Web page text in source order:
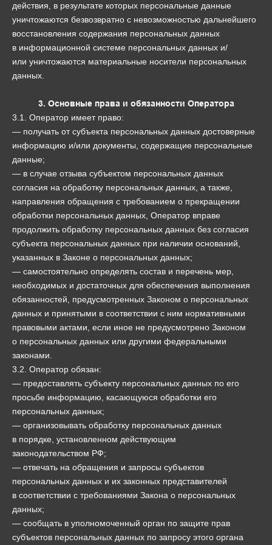
действия, в результате которых персональные данные
уничтожаются безвозвратно с невозможностью дальнейшего
восстановления содержания персональных данных
в информационной системе персональных данных и/
или уничтожаются материальные носители персональных
данных.
3. Основные права и обязанности Оператора
3.1. Оператор имеет право:
— получать от субъекта персональных данных достоверные
информацию и/или документы, содержащие персональные
данные;
— в случае отзыва субъектом персональных данных
согласия на обработку персональных данных, а также,
направления обращения с требованием о прекращении
обработки персональных данных, Оператор вправе
продолжить обработку персональных данных без согласия
субъекта персональных данных при наличии оснований,
указанных в Законе о персональных данных;
— самостоятельно определять состав и перечень мер,
необходимых и достаточных для обеспечения выполнения
обязанностей, предусмотренных Законом о персональных
данных и принятыми в соответствии с ним нормативными
правовыми актами, если иное не предусмотрено Законом
о персональных данных или другими федеральными
законами.
3.2. Оператор обязан:
— предоставлять субъекту персональных данных по его
просьбе информацию, касающуюся обработки его
персональных данных;
— организовывать обработку персональных данных
в порядке, установленном действующим
законодательством РФ;
— отвечать на обращения и запросы субъектов
персональных данных и их законных представителей
в соответствии с требованиями Закона о персональных
данных;
— сообщать в уполномоченный орган по защите прав
субъектов персональных данных по запросу этого органа